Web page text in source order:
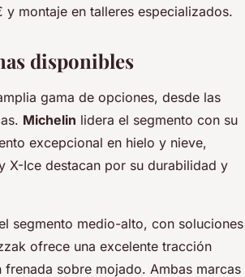
montaje en talleres especializados.
disponibles
gama de opciones, desde las
Michelin lidera el segmento con su
excepcional en hielo y nieve,
X-Ice destacan por su durabilidad y
segmento medio-alto, con soluciones
ofrece una excelente tracción
sobre mojado. Ambas marcas